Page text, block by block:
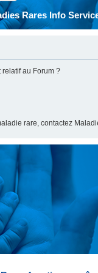
Rares Info
au Forum ?
rare, contactez